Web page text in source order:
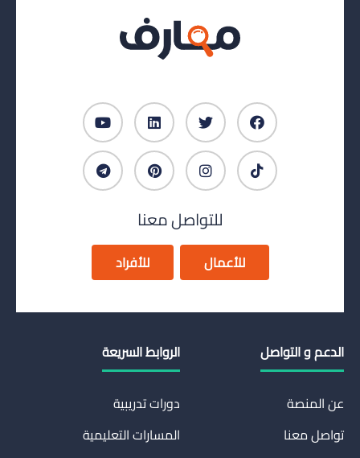
للتواصل معنا
للأعمال للأفراد
الدعم و التواصل
عن المنصة
تواصل معنا
الروابط السريعة
دورات تدريبية
المسارات التعليمية